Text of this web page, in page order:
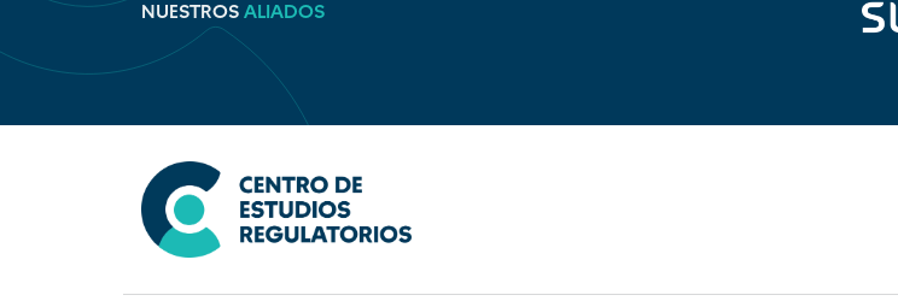
NUESTROS ALIADOS